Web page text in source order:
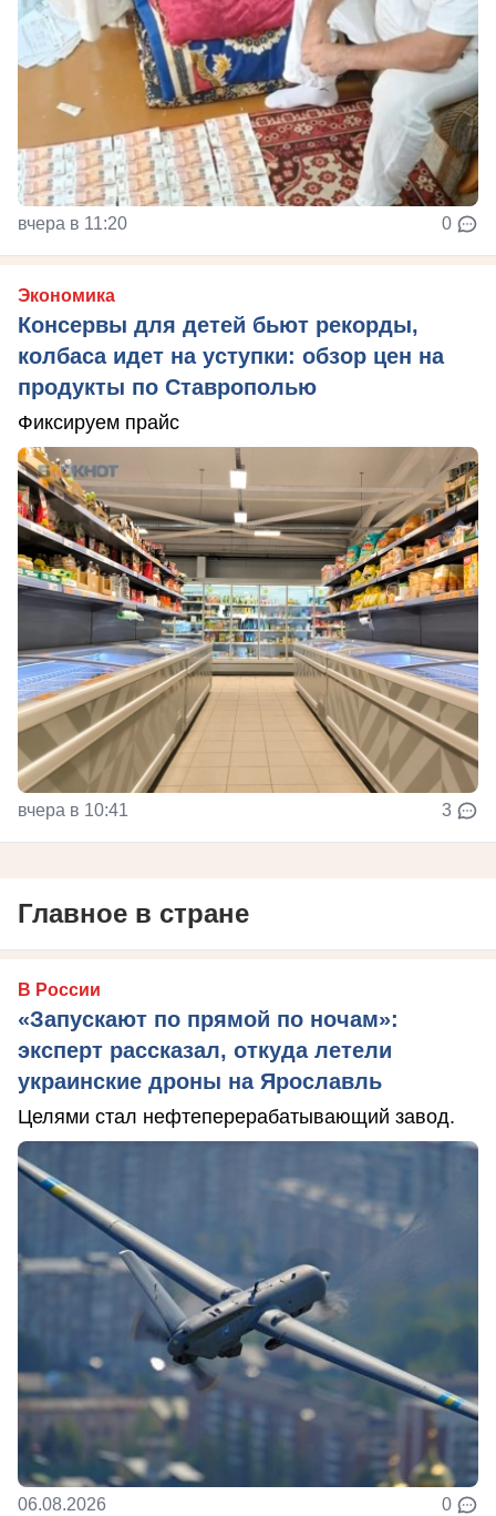
вчера в 11:20 0
Экономика
Консервы для детей бьют рекорды,
колбаса идет на уступки: обзор цен на
продукты по Ставрополью
Фиксируем прайс
вчера в 10:41 3
Главное в стране
В России
«Запускают по прямой по ночам»:
эксперт рассказал, откуда летели
украинские дроны на Ярославль
Целями стал нефтеперерабатывающий завод.
06.08.2026 0